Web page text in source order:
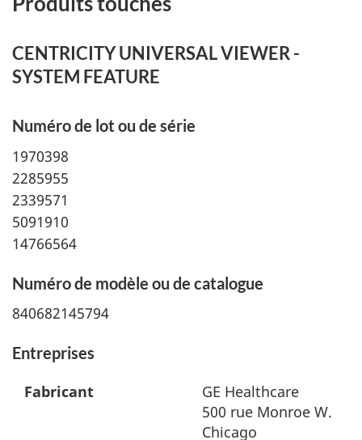
CENTRICITY UNIVERSAL VIEWER -
SYSTEM FEATURE
Numéro de lot ou de série
1970398
2285955
2339571
5091910
14766564
Numéro de modèle ou de catalogue
840682145794
Entreprises
Fabricant
GE Healthcare
500 rue Monroe W.
Chicago